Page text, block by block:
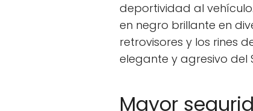
deportividad al
en negro brillante en
retrovisores y los rines
elegante y agresivo del
Mayor